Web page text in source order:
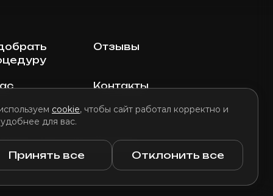
cookie, чтобы сайт работал корректно и
для вас.
Принять все Отклонить все
Отзывы
Контакты
использования файлов cookie